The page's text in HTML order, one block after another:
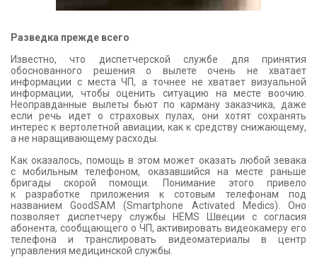
Разведка прежде всего
Известно, что диспетчерской службе для принятия
обоснованного решения о вылете очень не хватает
информации с места ЧП, а точнее не хватает визуальной
информации, чтобы оценить ситуацию на месте воочию.
Неоправданные вылеты бьют по карману заказчика, даже
если речь идет о страховых пулах, они хотят сохранять
интерес к вертолетной авиации, как к средству снижающему,
а не наращивающему расходы.
Как оказалось, помощь в этом может оказать любой зевака
с мобильным телефоном, оказавшийся на месте раньше
бригады скорой помощи. Понимание этого привело
к разработке приложения к сотовым телефонам под
названием GoodSAM (Smartphone Activated Medics). Оно
позволяет диспетчеру службы HEMS Швеции с согласия
абонента, сообщающего о ЧП, активировать видеокамеру его
телефона и транслировать видеоматериалы в центр
управления медицинской службы.